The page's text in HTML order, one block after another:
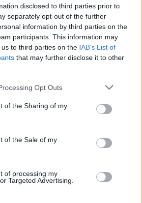
disclosed to third parties prior to
separately opt-out of the further
information by third parties on the
participants. This information may
to third parties on the IAB’s List of
that may further disclose it to other
Opt Outs
of the Sharing of my
of the Sale of my
of processing my
Targeted Advertising.
na zobrazenie.